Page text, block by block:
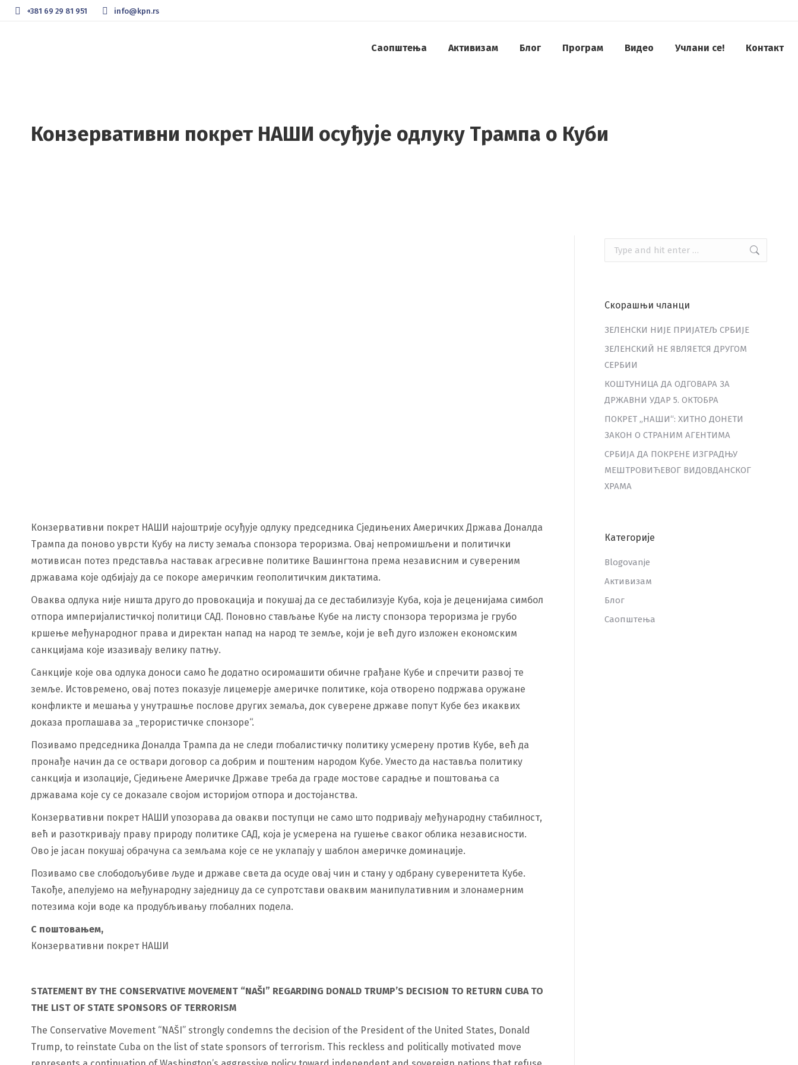
+381 69 29 81 951 info@kpn.rs
Саопштења Активизам Блог Програм Видео Учлани се! Контакт
Конзервативни покрет НАШИ осуђује одлуку Трампа о Куби
Конзервативни покрет НАШИ најоштрије осуђује одлуку председника Сједињених Америчких Држава Доналда
Трампа да поново уврсти Кубу на листу земаља спонзора тероризма. Овај непромишљени и политички
мотивисан потез представља наставак агресивне политике Вашингтона према независним и сувереним
државама које одбијају да се покоре америчким геополитичким диктатима.
Оваква одлука није ништа друго до провокација и покушај да се дестабилизује Куба, која је деценијама симбол
отпора империјалистичкој политици САД. Поновно стављање Кубе на листу спонзора тероризма је грубо
кршење међународног права и директан напад на народ те земље, који је већ дуго изложен економским
санкцијама које изазивају велику патњу.
Санкције које ова одлука доноси само ће додатно осиромашити обичне грађане Кубе и спречити развој те
земље. Истовремено, овај потез показује лицемерје америчке политике, која отворено подржава оружане
конфликте и мешања у унутрашње послове других земаља, док суверене државе попут Кубе без икаквих
доказа проглашава за „терористичке спонзоре“.
Позивамо председника Доналда Трампа да не следи глобалистичку политику усмерену против Кубе, већ да
пронађе начин да се оствари договор са добрим и поштеним народом Кубе. Уместо да наставља политику
санкција и изолације, Сједињене Америчке Државе треба да граде мостове сарадње и поштовања са
државама које су се доказале својом историјом отпора и достојанства.
Конзервативни покрет НАШИ упозорава да овакви поступци не само што подривају међународну стабилност,
већ и разоткривају праву природу политике САД, која је усмерена на гушење сваког облика независности.
Ово је јасан покушај обрачуна са земљама које се не уклапају у шаблон америчке доминације.
Позивамо све слободољубиве људе и државе света да осуде овај чин и стану у одбрану суверенитета Кубе.
Такође, апелујемо на међународну заједницу да се супротстави оваквим манипулативним и злонамерним
потезима који воде ка продубљивању глобалних подела.
С поштовањем,
Конзервативни покрет НАШИ
STATEMENT BY THE CONSERVATIVE MOVEMENT “NAŠI” REGARDING DONALD TRUMP’S DECISION TO RETURN CUBA TO
THE LIST OF STATE SPONSORS OF TERRORISM
The Conservative Movement “NAŠI” strongly condemns the decision of the President of the United States, Donald
Trump, to reinstate Cuba on the list of state sponsors of terrorism. This reckless and politically motivated move
Search:
Скорашњи чланци
ЗЕЛЕНСКИ НИЈЕ ПРИЈАТЕЉ СРБИЈЕ
ЗЕЛЕНСКИЙ НЕ ЯВЛЯЕТСЯ ДРУГОМ
СЕРБИИ
КОШТУНИЦА ДА ОДГОВАРА ЗА
ДРЖАВНИ УДАР 5. ОКТОБРА
ПОКРЕТ „НАШИ“: ХИТНО ДОНЕТИ
ЗАКОН О СТРАНИМ АГЕНТИМА
СРБИЈА ДА ПОКРЕНЕ ИЗГРАДЊУ
МЕШТРОВИЋЕВОГ ВИДОВДАНСКОГ
ХРАМА
Категорије
Blogovanje
Активизам
Блог
Саопштења